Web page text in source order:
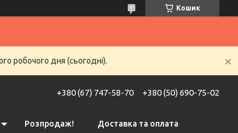
Кошик
робочого дня (сьогодні).
+380 (67) 747-58-70 +380 (50) 690-75-02
Розпродаж! Доставка та оплата